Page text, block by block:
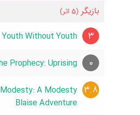
Astileanu درخشان‌تر خواهد شد. مثلا اثری که در بیوگرافی Dan Astileanu بیشترین امتیاز را از مردم گرفته است،
اثری که در بیوگرافی Dan Astileanu کمترین امتیاز را گرفته است،
بازیگر (5 اثر)
3
Youth Without Youth
0
Prophecy: Uprising
3.8
A Modesty
Blaise Adventure